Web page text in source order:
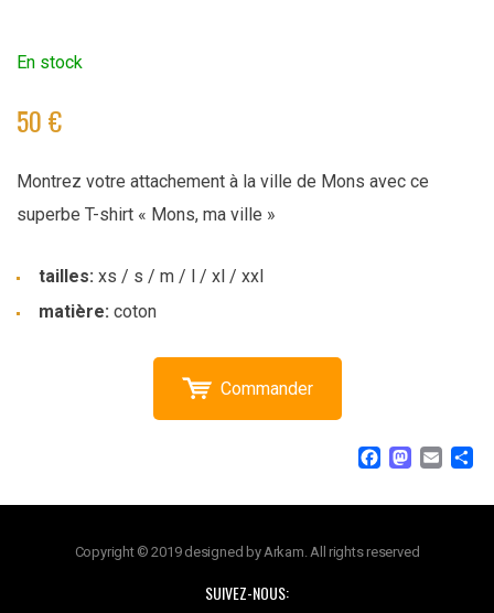
En stock
50 €
Montrez votre attachement à la ville de Mons avec ce
superbe T-shirt « Mons, ma ville »
tailles: xs / s / m / l / xl / xxl
matière: coton
Commander
Copyright © 2019 designed by Arkam. All rights reserved
SUIVEZ-NOUS: